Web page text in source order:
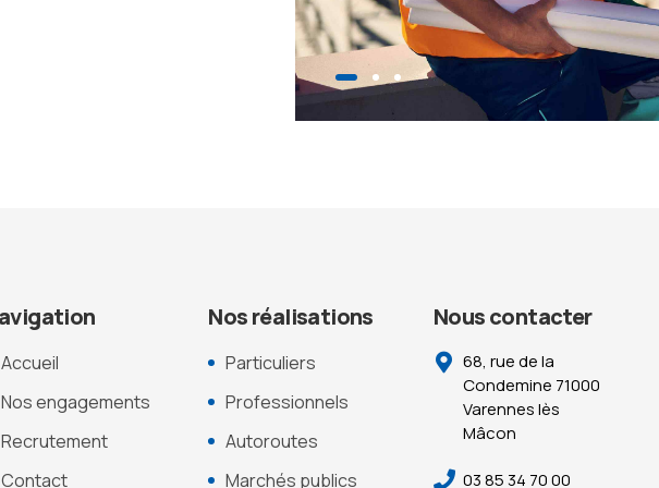
Accueil
Nos engagements
Recrutement
Contact
Nos réalisations
Particuliers
Professionnels
Autoroutes
Marchés publics
Nous contacter
68, rue de la
Condemine 71000
Varennes lès
Mâcon
03 85 34 70 00